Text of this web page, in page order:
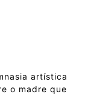
artística
o madre que